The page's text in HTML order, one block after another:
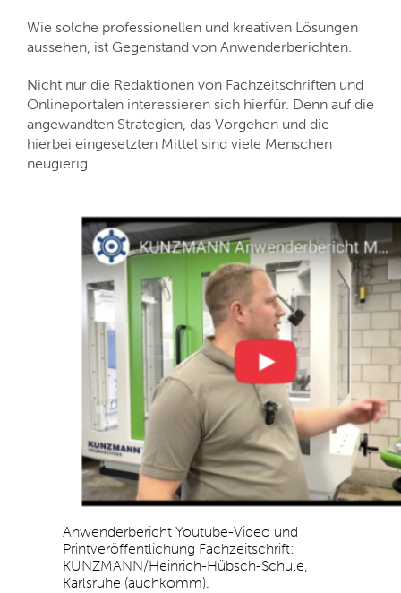
Wie solche professionellen und kreativen Lösungen
aussehen, ist Gegenstand von Anwenderberichten.
Nicht nur die Redaktionen von Fachzeitschriften und
Onlineportalen interessieren sich hierfür. Denn auf die
angewandten Strategien, das Vorgehen und die
hierbei eingesetzten Mittel sind viele Menschen
neugierig.
Anwenderbericht Youtube-Video und
Printveröffentlichung Fachzeitschrift:
KUNZMANN/Heinrich-Hübsch-Schule,
Karlsruhe (auchkomm).